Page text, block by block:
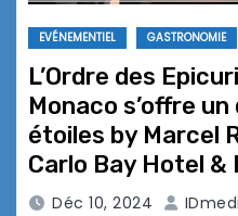
EVÉNEMENTIEL GASTRONOMIE
L’Ordre des
Monaco s’offre
étoiles by Marcel
Carlo Bay Hotel &
Déc 10, 2024